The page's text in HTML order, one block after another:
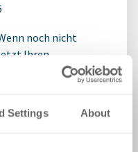
Settings About
noch nicht
Ihren
neusten ...